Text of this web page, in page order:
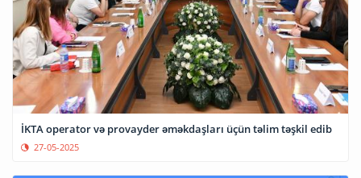
İKTA operator və provayder əməkdaşları üçün təlim təşkil edib
27-05-2025